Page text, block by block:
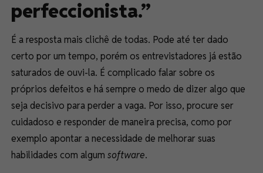
perfeccionista.”
É a resposta mais clichê de todas. Pode até ter dado
certo por um tempo, porém os entrevistadores já estão
saturados de ouvi-la. É complicado falar sobre os
próprios defeitos e há sempre o medo de dizer algo que
seja decisivo para perder a vaga. Por isso, procure ser
cuidadoso e responder de maneira precisa, como por
exemplo apontar a necessidade de melhorar suas
habilidades com algum software.